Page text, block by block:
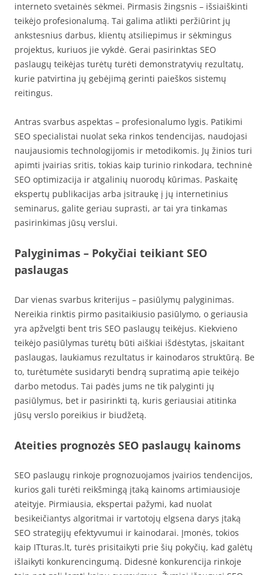
interneto svetainės sėkmei. Pirmasis žingsnis – išsiaiškinti
teikėjo profesionalumą. Tai galima atlikti peržiūrint jų
ankstesnius darbus, klientų atsiliepimus ir sėkmingus
projektus, kuriuos jie vykdė. Gerai pasirinktas SEO
paslaugų teikėjas turėtų turėti demonstratyvių rezultatų,
kurie patvirtina jų gebėjimą gerinti paieškos sistemų
reitingus.
Antras svarbus aspektas – profesionalumo lygis. Patikimi
SEO specialistai nuolat seka rinkos tendencijas, naudojasi
naujausiomis technologijomis ir metodikomis. Jų žinios turi
apimti įvairias sritis, tokias kaip turinio rinkodara, techninė
SEO optimizacija ir atgalinių nuorodų kūrimas. Paskaitę
ekspertų publikacijas arba įsitraukę į jų internetinius
seminarus, galite geriau suprasti, ar tai yra tinkamas
pasirinkimas jūsų verslui.
Palyginimas – Pokyčiai teikiant SEO
paslaugas
Dar vienas svarbus kriterijus – pasiūlymų palyginimas.
Nereikia rinktis pirmo pasitaikiusio pasiūlymo, o geriausia
yra apžvelgti bent tris SEO paslaugų teikėjus. Kiekvieno
teikėjo pasiūlymas turėtų būti aiškiai išdėstytas, įskaitant
paslaugas, laukiamus rezultatus ir kainodaros struktūrą. Be
to, turėtumėte susidaryti bendrą supratimą apie teikėjo
darbo metodus. Tai padės jums ne tik palyginti jų
pasiūlymus, bet ir pasirinkti tą, kuris geriausiai atitinka
jūsų verslo poreikius ir biudžetą.
Ateities prognozės SEO paslaugų kainoms
SEO paslaugų rinkoje prognozuojamos įvairios tendencijos,
kurios gali turėti reikšmingą įtaką kainoms artimiausioje
ateityje. Pirmiausia, ekspertai pažymi, kad nuolat
besikeičiantys algoritmai ir vartotojų elgsena darys įtaką
SEO strategijų efektyvumui ir kainodarai. Įmonės, tokios
kaip ITturas.lt, turės prisitaikyti prie šių pokyčių, kad galėtų
išlaikyti konkurencingumą. Didesnė konkurencija rinkoje